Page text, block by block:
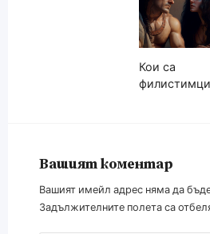
Кои са
Вашият коментар
Вашият имейл адрес няма да
Задължителните полета са